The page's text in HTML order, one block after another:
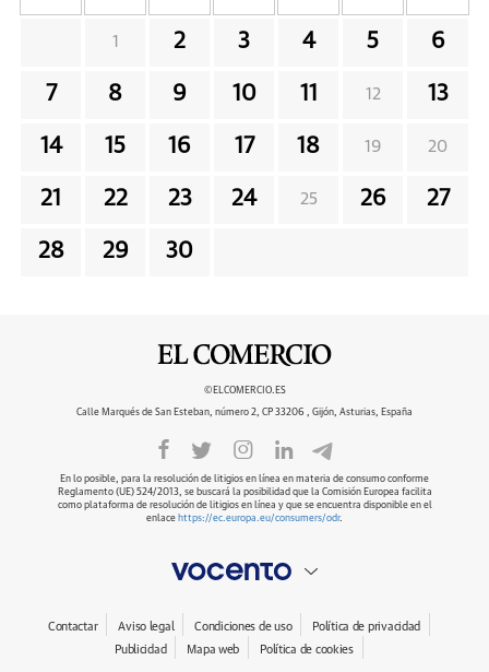
1 2 3 4 5 6
7 8 9 10 11 12 13
14 15 16 17 18 19 20
21 22 23 24 25 26 27
28 29 30
©ELCOMERCIO.ES
Calle Marqués de San Esteban, número 2, CP 33206 , Gijón, Asturias, España
En lo posible, para la resolución de litigios en línea en materia de consumo conforme
Reglamento (UE) 524/2013, se buscará la posibilidad que la Comisión Europea facilita
como plataforma de resolución de litigios en línea y que se encuentra disponible en el
enlace https://ec.europa.eu/consumers/odr.
Contactar Aviso legal Condiciones de uso
Política de privacidad
Publicidad
Mapa web Política de cookies